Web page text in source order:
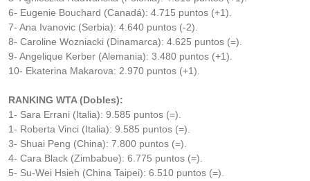
6- Eugenie Bouchard (Canadá): 4.715 puntos (+1).
7- Ana Ivanovic (Serbia): 4.640 puntos (-2).
8- Caroline Wozniacki (Dinamarca): 4.625 puntos (=).
9- Angelique Kerber (Alemania): 3.480 puntos (+1).
10- Ekaterina Makarova: 2.970 puntos (+1).
RANKING WTA (Dobles):
1- Sara Errani (Italia): 9.585 puntos (=).
1- Roberta Vinci (Italia): 9.585 puntos (=).
3- Shuai Peng (China): 7.800 puntos (=).
4- Cara Black (Zimbabue): 6.775 puntos (=).
5- Su-Wei Hsieh (China Taipei): 6.510 puntos (=).